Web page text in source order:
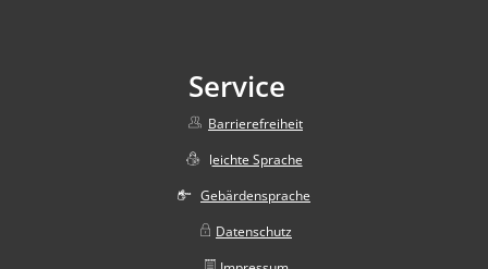
Service
Barrierefreiheit
leichte Sprache
Gebärdensprache
Datenschutz